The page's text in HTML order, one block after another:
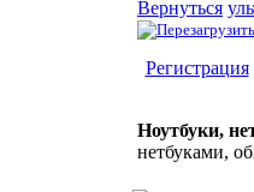
Регистрация
Ноутбуки,
нетбуками,